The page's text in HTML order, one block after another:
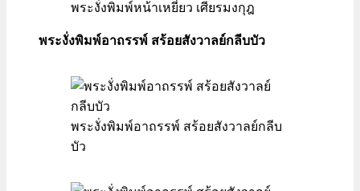
พระงั่งพิมพ์หน้าเหยี่ยว เศียรมงกุฎ
พระงั่งพิมพ์อาถรรพ์ สร้อยสังวาลย์กลีบบัว
พระงั่งพิมพ์อาถรรพ์ สร้อยสังวาลย์กลีบ
บัว